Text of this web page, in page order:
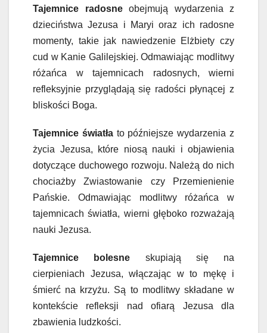
Tajemnice radosneobejmują wydarzenia z
dzieciństwa Jezusa i Maryi oraz ich radosne
momenty, takie jak nawiedzenie Elżbiety czy
cud w Kanie Galilejskiej. Odmawiając modlitwy
różańca w tajemnicach radosnych, wierni
refleksyjnie przyglądają się radości płynącej z
bliskości Boga.
Tajemnice światłato późniejsze wydarzenia z
życia Jezusa, które niosą nauki i objawienia
dotyczące duchowego rozwoju. Należą do nich
chociażby Zwiastowanie czy Przemienienie
Pańskie. Odmawiając modlitwy różańca w
tajemnicach światła, wierni głęboko rozważają
nauki Jezusa.
Tajemnice bolesne skupiają się na
cierpieniach Jezusa, włączając w to mękę i
śmierć na krzyżu. Są to modlitwy składane w
kontekście refleksji nad ofiarą Jezusa dla
zbawienia ludzkości.